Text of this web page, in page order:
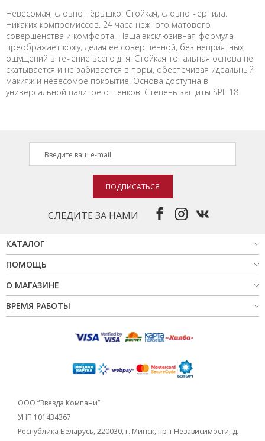
Невесомая, словно пёрышко. Стойкая, словно чернила.
Никаких компромиссов. 24 часа нежного матового
совершенства и комфорта. Наша эксклюзивная формула
преображает кожу, делая ее совершенной, без неприятных
ощущений в течение всего дня. Стойкая тональная основа не
скатывается и не забивается в поры, обеспечивая идеальный
макияж и невесомое покрытие. Основа доступна в
универсальной палитре оттенков. Степень защиты SPF 18.
СЛЕДИТЕ ЗА НАМИ
ПОДПИСАТЬСЯ
КАТАЛОГ
ПОМОЩЬ
О МАГАЗИНЕ
ВРЕМЯ РАБОТЫ
ООО “Звезда Компани”
УНП 101434367
Республика Беларусь, 220030, г. Минск, пр-т Независимости, д.